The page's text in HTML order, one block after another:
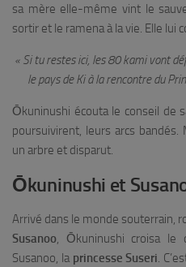
sa mère elle-même vint le
sortir et le ramena à la vie. Elle lui
« Si tu restes ici, les 80 kami vont
le pays de Ki à la rencontre du
Ōkuninushi écouta le conseil de
poursuivirent, leurs arcs
un arbre et disparut.
Ōkuninushi et
Arrivé dans le monde souterrain,
Susanoo, Ōkuninushi croisa le
Susanoo, la princesse Suseri.